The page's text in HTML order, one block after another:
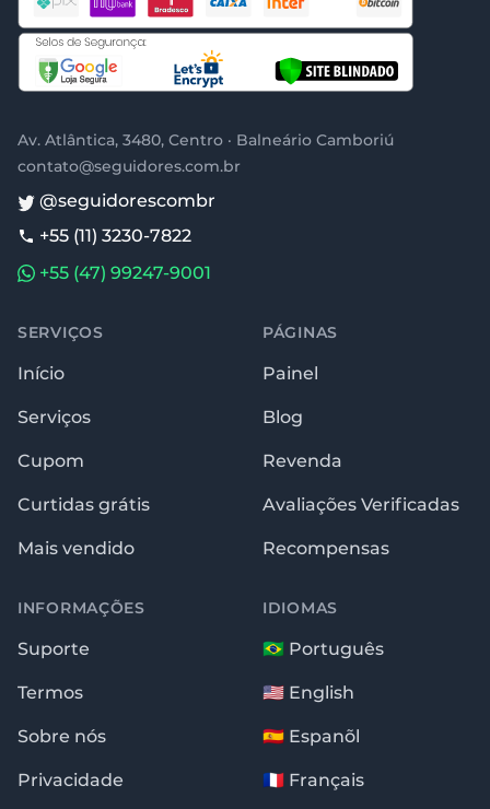
Av. Atlântica, 3480, Centro · Balneário Camboriú
contato@seguidores.com.br
@seguidorescombr
+55 (11) 3230-7822
+55 (47) 99247-9001
SERVIÇOS
Início
Serviços
Cupom
Curtidas grátis
Mais vendido
PÁGINAS
Painel
Blog
Revenda
Avaliações Verificadas
Recompensas
INFORMAÇÕES
Suporte
Termos
Sobre nós
Privacidade
IDIOMAS
🇧🇷 Português
🇺🇸 English
🇪🇸 Espanõl
🇫🇷 Français